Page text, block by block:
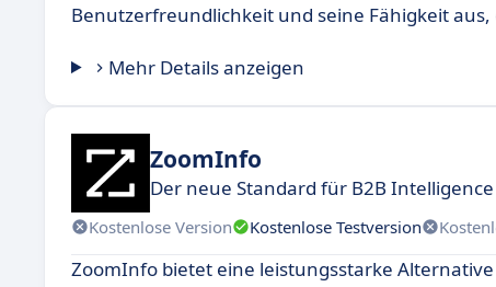
Benutzerfreundlichkeit und seine Fähigkeit
Mehr Details anzeigen
ZoomInfo
Der neue Standard für B2B Intelligence
Kostenlose Version Kostenlose Testversion
ZoomInfo bietet eine leistungsstarke Alternative